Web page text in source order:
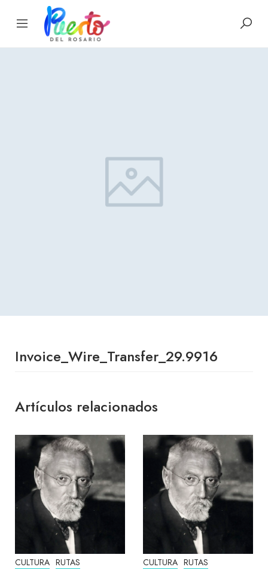
Invoice_Wire_Transfer_29.9916
Artículos relacionados
CULTURA RUTAS CULTURA RUTAS